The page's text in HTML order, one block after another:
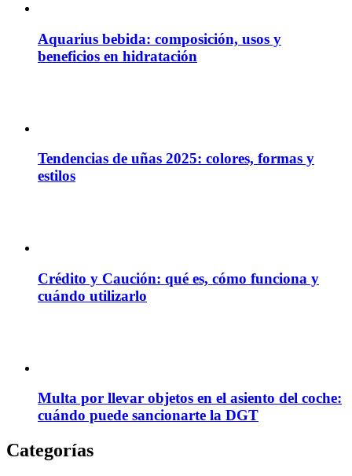
Aquarius bebida: composición, usos y
beneficios en hidratación
Tendencias de uñas 2025: colores, formas y
estilos
Crédito y Caución: qué es, cómo funciona y
cuándo utilizarlo
Multa por llevar objetos en el asiento del coche:
cuándo puede sancionarte la DGT
Categorías